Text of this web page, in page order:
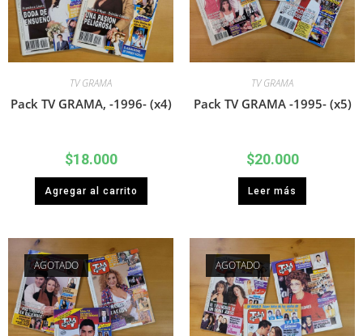
TV GRAMA
Pack TV GRAMA, -1996- (x4)
$18.000
Agregar al carrito
TV GRAMA
Pack TV GRAMA -1995- (x5)
$20.000
Leer más
AGOTADO AGOTADO